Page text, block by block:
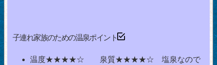
子連れ家族のための温泉ポイント
温度★★★★☆ 泉質★★★★☆ 塩泉なので